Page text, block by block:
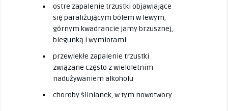
ostre zapalenie trzustki objawiające
się paraliżującym bólem w lewym,
górnym kwadrancie jamy brzusznej,
biegunką i wymiotami
przewlekłe zapalenie trzustki
związane często z wieloletnim
nadużywaniem alkoholu
choroby ślinianek, w tym nowotwory